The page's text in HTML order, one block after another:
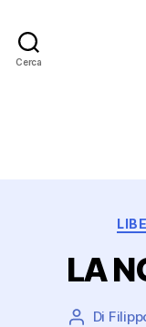
Cerca
LA
Autore
Di